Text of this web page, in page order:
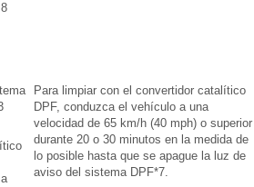
Para limpiar con el convertidor catalítico
DPF, conduzca el vehículo a una
velocidad de 65 km/h (40 mph) o superior
durante 20 o 30 minutos en la medida de
lo posible hasta que se apague la luz de
aviso del sistema DPF*7.